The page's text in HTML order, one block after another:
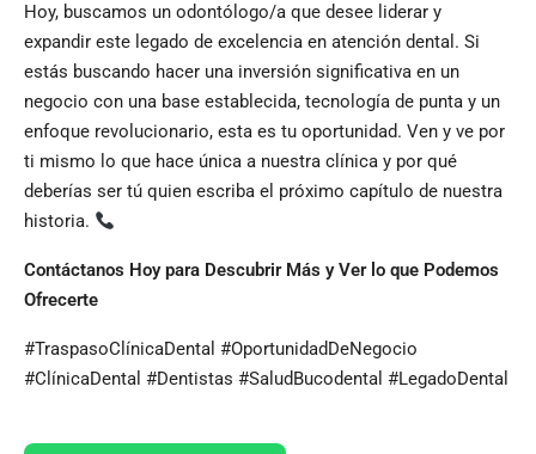
Hoy, buscamos un odontólogo/a que desee liderar y
expandir este legado de excelencia en atención dental. Si
estás buscando hacer una inversión significativa en un
negocio con una base establecida, tecnología de punta y un
enfoque revolucionario, esta es tu oportunidad. Ven y ve por
ti mismo lo que hace única a nuestra clínica y por qué
deberías ser tú quien escriba el próximo capítulo de nuestra
historia.
Contáctanos Hoy para Descubrir Más y Ver lo que Podemos
Ofrecerte
#TraspasoClínicaDental #OportunidadDeNegocio
#ClínicaDental #Dentistas #SaludBucodental #LegadoDental